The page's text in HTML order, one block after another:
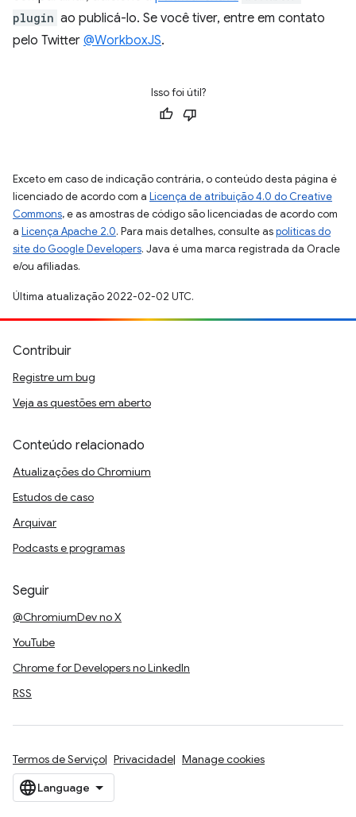
plugin ao publicá-lo. Se você tiver, entre em contato
pelo Twitter @WorkboxJS.
Isso foi útil?
Exceto em caso de indicação contrária, o conteúdo desta página é
licenciado de acordo com a Licença de atribuição 4.0 do Creative
Commons, e as amostras de código são licenciadas de acordo com
a Licença Apache 2.0. Para mais detalhes, consulte aspolíticas do
site do Google Developers. Java é uma marca registrada da Oracle
e/ou afiliadas.
Última atualização 2022-02-02 UTC.
Contribuir
Registre um bug
Veja as questões em aberto
Conteúdo relacionado
Atualizações do Chromium
Estudos de caso
Arquivar
Podcasts e programas
Seguir
@ChromiumDev no X
YouTube
Chrome for Developers no LinkedIn
RSS
Termos de Serviço Privacidade Manage cookies